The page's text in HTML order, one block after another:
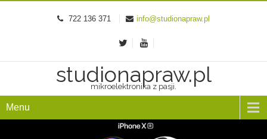
722 136 371 info@studionapraw.pl
studionapraw.pl
mikroelektronika z pasji.
Menu